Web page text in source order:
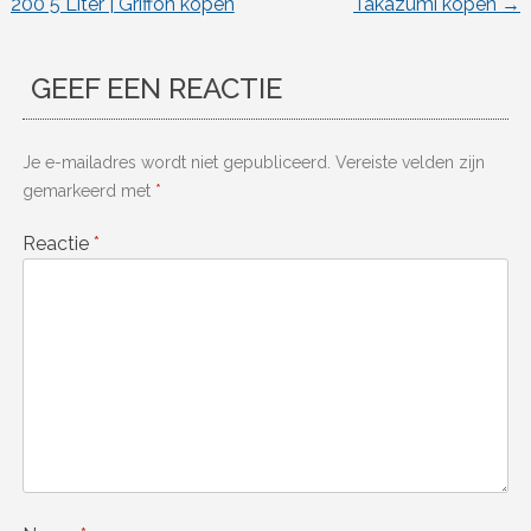
GEEF EEN REACTIE
Je e-mailadres wordt niet gepubliceerd. Vereiste velden zijn
gemarkeerd met *
Reactie *